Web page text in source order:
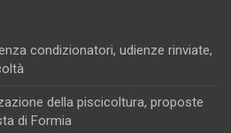
condizionatori, udienze rinviate,
della piscicoltura, proposte
di Formia